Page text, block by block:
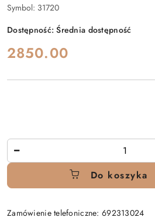
Symbol: 31720
Dostępność:Średnia dostępność
cena:
2850.00
Do koszyka
Zamówienie telefoniczne: 692313024